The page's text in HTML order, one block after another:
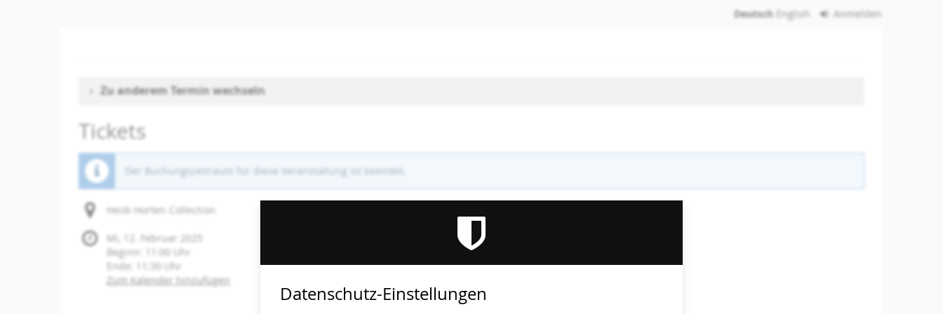
Deutsch English Anmelden
Zu anderem Termin wechseln
Tickets
Der Buchungszeitraum für diese Veranstaltung ist beendet.
Heidi Horten Collection
Mi, 12. Februar 2025
Beginn:
11:00
Uhr
Ende:
11:30
Uhr
Zum Kalender hinzufügen
Datenschutz-Einstellungen